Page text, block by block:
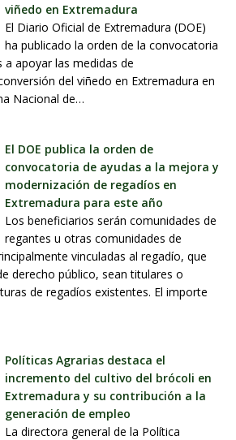
viñedo en Extremadura
El Diario Oficial de Extremadura (DOE)
ha publicado la orden de la convocatoria
a apoyar las medidas de
del viñedo en Extremadura en
Nacional de…
El DOE publica la orden de
convocatoria de ayudas a la mejora y
modernización de regadíos en
Extremadura para este año
Los beneficiarios serán comunidades de
regantes u otras comunidades de
vinculadas al regadío, que
derecho público, sean titulares o
de regadíos existentes. El importe
Políticas Agrarias destaca el
incremento del cultivo del brócoli en
Extremadura y su contribución a la
generación de empleo
La directora general de la Política